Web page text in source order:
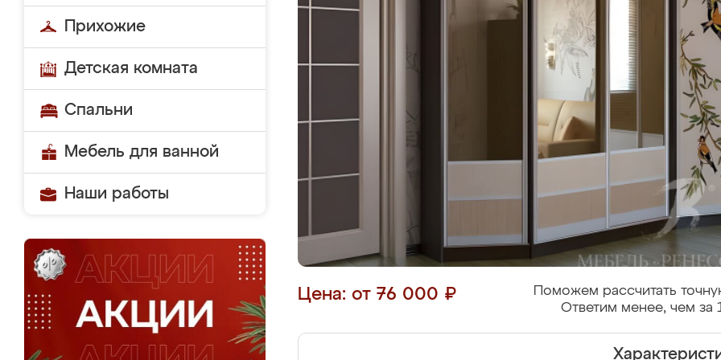
Прихожие
Детская комната
Спальни
Мебель для ванной
Наши работы
Цена: от 76 000 ₽
Поможем рассчитать
Ответим менее, чем за